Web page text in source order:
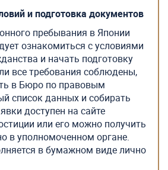
и подготовка документов
пребывания в Японии
ознакомиться с условиями
и начать подготовку
все требования соблюдены,
в Бюро по правовым
список данных и собирать
доступен на сайте
или его можно получить
в уполномоченном органе.
в бумажном виде лично